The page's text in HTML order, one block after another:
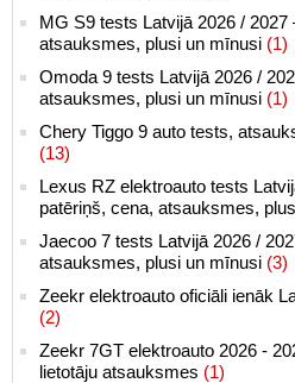
MG S9 tests Latvijā 2026 / 2027
atsauksmes, plusi un mīnusi (1)
Omoda 9 tests Latvijā 2026 /
atsauksmes, plusi un mīnusi (1)
Chery Tiggo 9 auto tests,
(13)
Lexus RZ elektroauto tests
patēriņš, cena, atsauksmes,
Jaecoo 7 tests Latvijā 2026 /
atsauksmes, plusi un mīnusi (3)
Zeekr elektroauto oficiāli ienāk
(2)
Zeekr 7GT elektroauto 2026 -
lietotāju atsauksmes (1)